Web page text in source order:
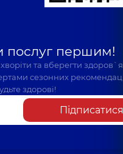
послуг першим!
та вберегти
сезонних
здорові!
Підписатися